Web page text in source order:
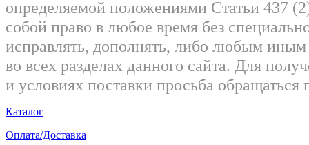
определяемой положениями Статьи 437
собой право в любое время без
исправлять, дополнять, либо любым
во всех разделах данного сайта. Для
и условиях поставки просьба
Каталог
Оплата/Доставка